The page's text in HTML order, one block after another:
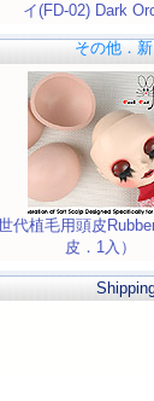
イ(FD-02) Dark
その他．
代植毛用頭皮
皮．1入）